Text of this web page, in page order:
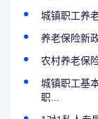
城镇职工养
养老保险新
农村养老保
城镇职工基
职...